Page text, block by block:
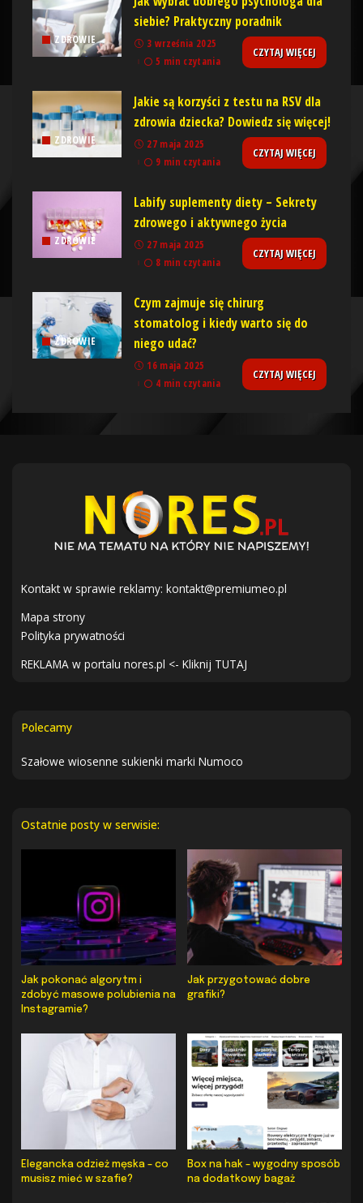
ZDROWIE
siebie? Praktyczny poradnik
3 września 2025
5 min czytania
CZYTAJ WIĘCEJ
ZDROWIE
Jakie są korzyści z testu na RSV dla
zdrowia dziecka? Dowiedz się więcej!
27 maja 2025
9 min czytania
CZYTAJ WIĘCEJ
ZDROWIE
Labify suplementy diety – Sekrety
zdrowego i aktywnego życia
27 maja 2025
8 min czytania
CZYTAJ WIĘCEJ
ZDROWIE
Czym zajmuje się chirurg
stomatolog i kiedy warto się do
niego udać?
16 maja 2025
4 min czytania
CZYTAJ WIĘCEJ
Kontakt w sprawie reklamy: kontakt@premiumeo.pl
Mapa strony
Polityka prywatności
REKLAMA w portalu nores.pl <- Kliknij TUTAJ
Polecamy
Szałowe wiosenne sukienki marki Numoco
Ostatnie posty w serwisie:
Jak pokonać algorytm i
zdobyć masowe polubienia na
Instagramie?
Jak przygotować dobre
grafiki?
Elegancka odzież męska – co
musisz mieć w szafie?
Box na hak – wygodny sposób
na dodatkowy bagaż